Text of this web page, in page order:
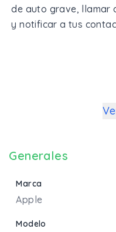
de auto grave, llamar
y notificar a tus
Generales
Marca
Apple
Modelo